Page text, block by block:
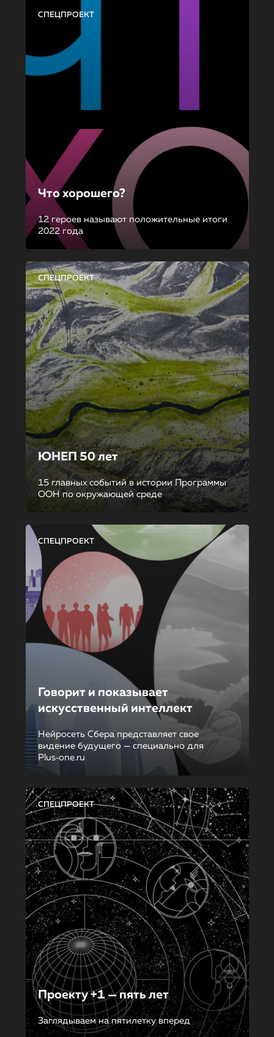
СПЕЦПРОЕКТ
Что хорошего?
12 героев называют положительные итоги
2022 года
СПЕЦПРОЕКТ
ЮНЕП 50 лет
15 главных событий в истории Программы
ООН по окружающей среде
СПЕЦПРОЕКТ
Говорит и показывает
искусственный интеллект
Нейросеть Сбера представляет свое
видение будущего — специально для
Plus‑one.ru
СПЕЦПРОЕКТ
Проекту +1 — пять лет
Заглядываем на пятилетку вперед